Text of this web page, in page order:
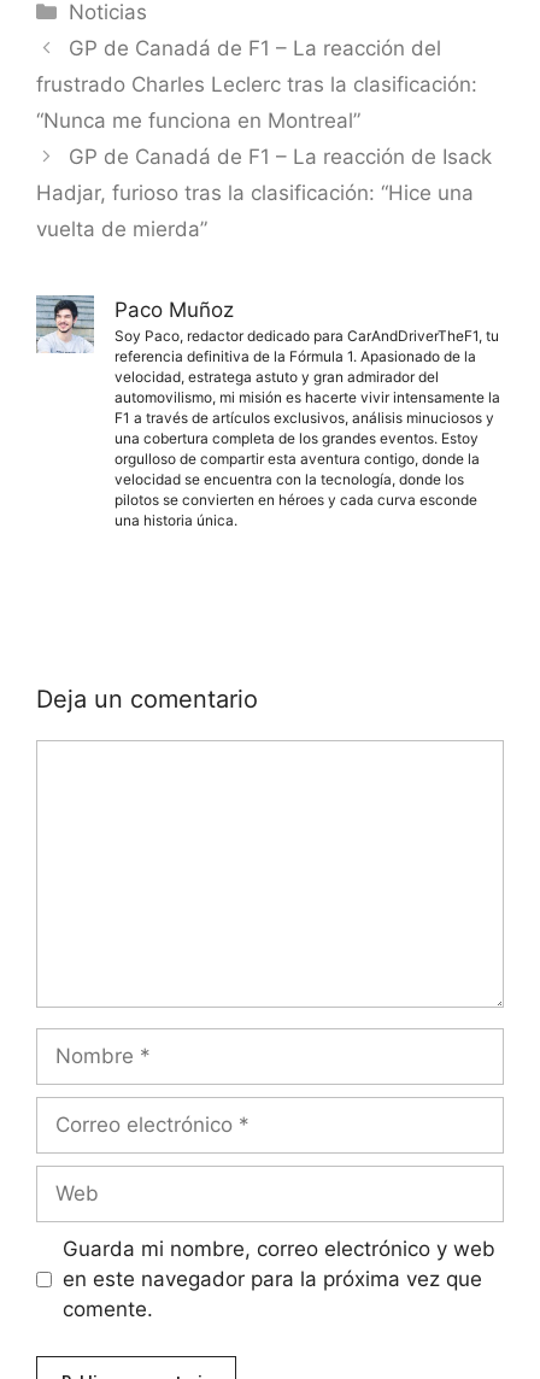
Categorías
Noticias
GP de Canadá de F1 – La reacción del
frustrado Charles Leclerc tras la clasificación:
“Nunca me funciona en Montreal”
GP de Canadá de F1 – La reacción de Isack
Hadjar, furioso tras la clasificación: “Hice una
vuelta de mierda”
Paco Muñoz
Soy Paco, redactor dedicado para CarAndDriverTheF1, tu
referencia definitiva de la Fórmula 1. Apasionado de la
velocidad, estratega astuto y gran admirador del
automovilismo, mi misión es hacerte vivir intensamente la
F1 a través de artículos exclusivos, análisis minuciosos y
una cobertura completa de los grandes eventos. Estoy
orgulloso de compartir esta aventura contigo, donde la
velocidad se encuentra con la tecnología, donde los
pilotos se convierten en héroes y cada curva esconde
una historia única.
Deja un comentario
Nombre
Correo
Web
Guarda mi nombre, correo electrónico y web
en este navegador para la próxima vez que
comente.